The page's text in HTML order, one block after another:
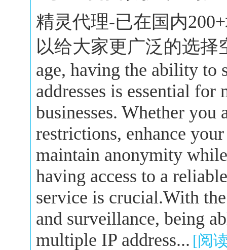
精灵代理-已在国内
以给大家更广泛的选择
age, having the ability to
addresses is essential
businesses. Whether you
restrictions, enhance
maintain anonymity
having access to a
service is crucial.With
and surveillance, being
multiple IP address... [阅